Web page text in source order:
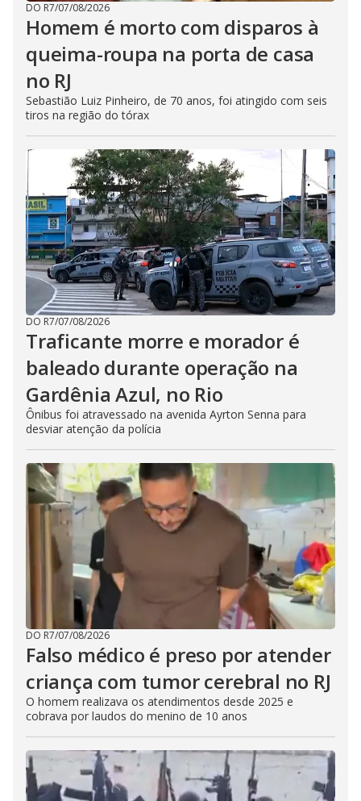
DO R7/07/08/2026
Homem é morto com disparos à
queima-roupa na porta de casa
no RJ
Sebastião Luiz Pinheiro, de 70 anos, foi atingido com seis
tiros na região do tórax
DO R7/07/08/2026
Traficante morre e morador é
baleado durante operação na
Gardênia Azul, no Rio
Ônibus foi atravessado na avenida Ayrton Senna para
desviar atenção da polícia
DO R7/07/08/2026
Falso médico é preso por atender
criança com tumor cerebral no RJ
O homem realizava os atendimentos desde 2025 e
cobrava por laudos do menino de 10 anos